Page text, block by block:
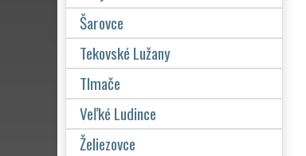
Šarovce
Tekovské Lužany
Tlmače
Veľké Ludince
Želiezovce